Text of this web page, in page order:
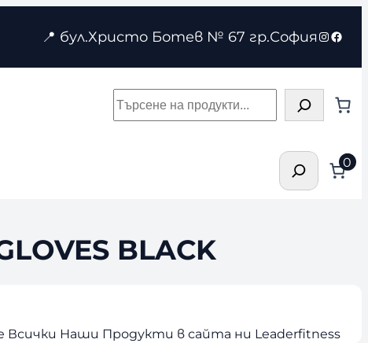
📍 бул.Христо Ботев № 67 гр.София
Търсене
Търсене0
BLACK
Наши Продукти в сайта ни Leaderfitness